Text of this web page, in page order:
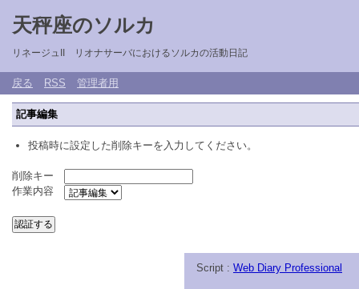
天秤座のソルカ
リネージュII リオナサーバにおけるソルカの活動日記
戻る RSS 管理者用
記事編集
投稿時に設定した削除キーを入力してください。
削除キー
作業内容
Script : Web Diary Professional